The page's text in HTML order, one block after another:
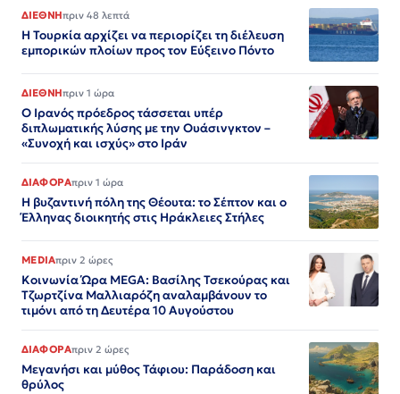
ΔΙΕΘΝΗπριν 48 λεπτά
Η Τουρκία αρχίζει να περιορίζει τη διέλευση
εμπορικών πλοίων προς τον Εύξεινο Πόντο
ΔΙΕΘΝΗπριν 1 ώρα
Ο Ιρανός πρόεδρος τάσσεται υπέρ
διπλωματικής λύσης με την Ουάσινγκτον –
«Συνοχή και ισχύς» στο Ιράν​​​​​​​​​​​​​​​​​​​​​​​​​​​​​​​​​​​​​​​​​​​​​​​​​​
ΔΙΑΦΟΡΑπριν 1 ώρα
Η βυζαντινή πόλη της Θέουτα: το Σέπτον και ο
Έλληνας διοικητής στις Ηράκλειες Στήλες
MEDIAπριν 2 ώρες
Κοινωνία Ώρα MEGA: Βασίλης Τσεκούρας και
Τζωρτζίνα Μαλλιαρόζη αναλαμβάνουν το
τιμόνι από τη Δευτέρα 10 Αυγούστου
ΔΙΑΦΟΡΑπριν 2 ώρες
Μεγανήσι και μύθος Τάφιου: Παράδοση και
θρύλος